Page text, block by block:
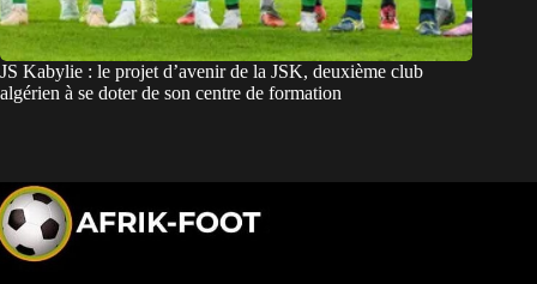
JS Kabylie : le projet d’avenir de la JSK, deuxième club
algérien à se doter de son centre de formation